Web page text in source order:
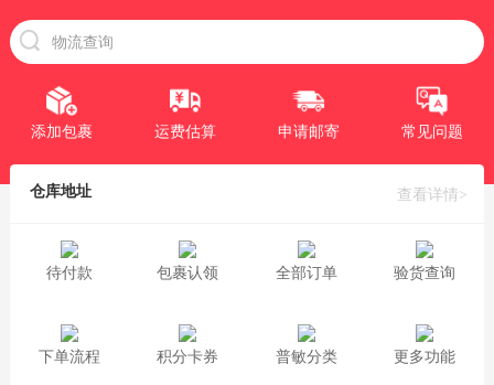
添加包裹 运费估算 申请邮寄 常见问题
仓库地址 查看详情>
待付款 包裹认领 全部订单 验货查询
下单流程 积分卡券 普敏分类 更多功能